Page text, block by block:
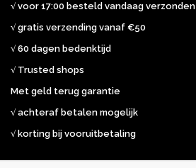
√ voor 17:00 besteld vandaag verzonden
√ gratis verzending vanaf €50
√ 60 dagen bedenktijd
√ Trusted shops
Met geld terug garantie
√ achteraf betalen mogelijk
√ korting bij vooruitbetaling